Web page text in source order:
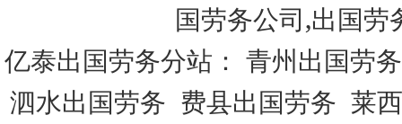
国劳务公司,出国
亿泰出国劳务分站： 青州出国劳务
泗水出国劳务 费县出国劳务 莱